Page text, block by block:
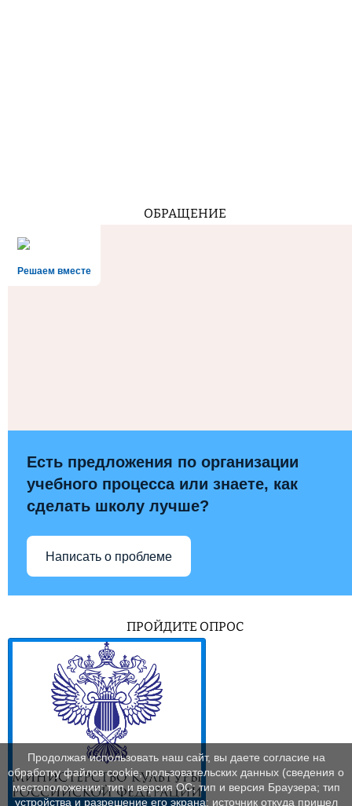
ОБРАЩЕНИЕ
Решаем вместе
Есть предложения по организации
учебного процесса или знаете, как
сделать школу лучше?
Написать о проблеме
ПРОЙДИТЕ ОПРОС
Продолжая использовать наш сайт, вы даете согласие на
обработку файлов cookie, пользовательских данных (сведения о
местоположении; тип и версия ОС; тип и версия Браузера; тип
устройства и разрешение его экрана; источник откуда пришел